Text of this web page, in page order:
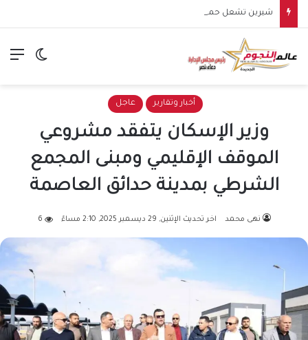
الوضع
أخبار وتقارير عاجل
وزير الإسكان يتفقد مشروعي
الموقف الإقليمي ومبنى المجمع
الشرطي بمدينة حدائق العاصمة
نهى محمد اخر تحديث الإثنين, 29 ديسمبر 2025, 2:10 مساءً 6